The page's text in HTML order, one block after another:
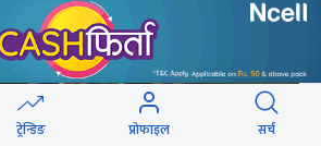
ट्रेन्डिङ प्रोफाइल सर्च